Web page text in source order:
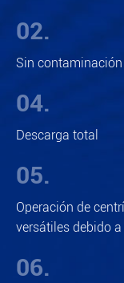
02.
Sin
04.
Descarga total
05.
Operación de
versátiles debido
06.